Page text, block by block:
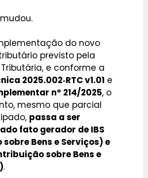
do novo
previsto pela
e conforme a
2025.002‑RTC v1.01 e
nº 214/2025, o
mesmo que parcial
passa a ser
fato gerador de IBS
Bens e Serviços) e
sobre Bens e
.